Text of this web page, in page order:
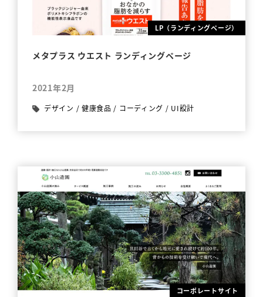
LP（ランディングページ）
メタプラス ウエスト ランディングページ
2021年2月
デザイン / 健康食品 / コーディング / UI設計
コーポレートサイト